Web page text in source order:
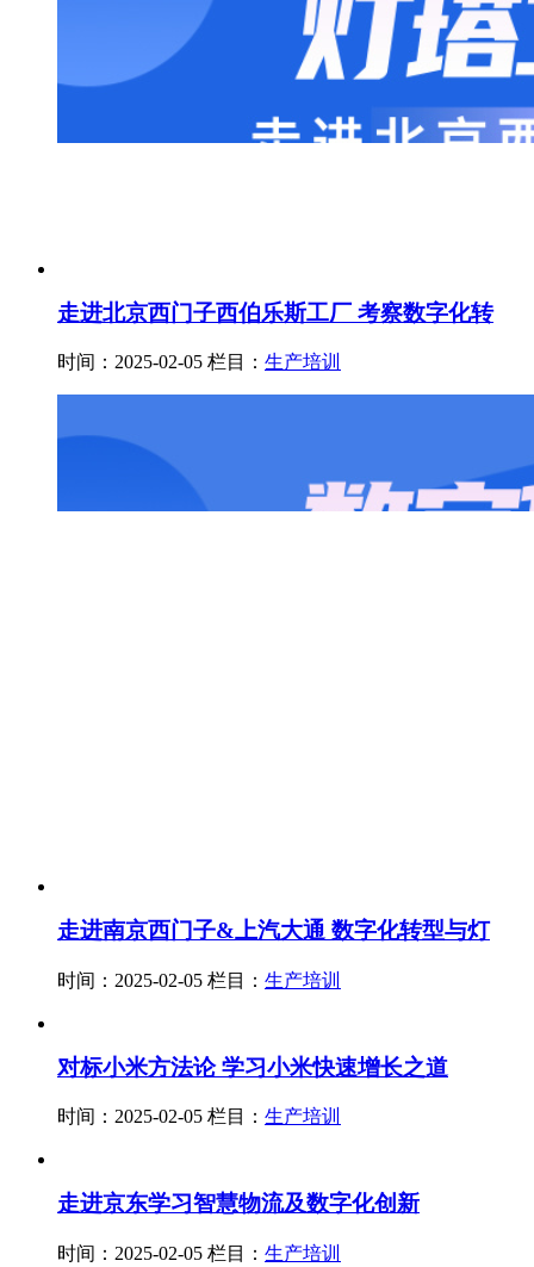
走进北京西门子西伯乐斯工厂 考察数字化转
时间：2025-02-05 栏目： 生产培训
走进南京西门子&上汽大通 数字化转型与灯
时间：2025-02-05 栏目： 生产培训
对标小米方法论 学习小米快速增长之道
时间：2025-02-05 栏目： 生产培训
走进京东学习智慧物流及数字化创新
时间：2025-02-05 栏目： 生产培训